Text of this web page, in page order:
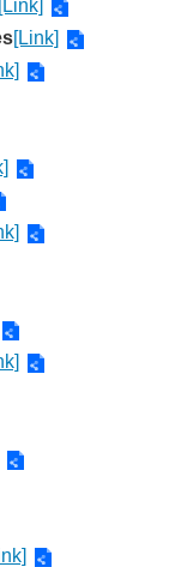
[Link]
[Link]